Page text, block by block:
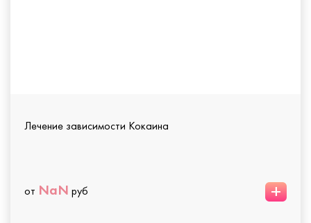
Лечение зависимости Кокаина
от NaN руб +